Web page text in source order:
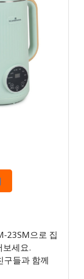
23SM으로 집
보세요.
들과 함께